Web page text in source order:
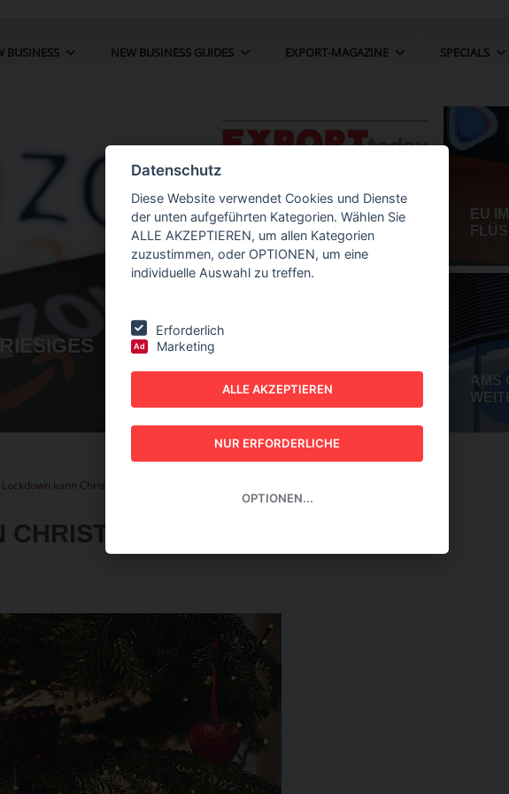
BUSINESS NEW BUSINESS GUIDES EXPORT-MAGAZINE SPECIALS
VIERTE
ERWÄGT
GUIDES - AUTOMATION
Lockdown kann Christkind nichts anhaben
NICHTS ANHABEN
Datenschutz
Diese Website verwendet Cookies und Dienste
der unten aufgeführten Kategorien. Wählen Sie
ALLE AKZEPTIEREN, um allen Kategorien
zuzustimmen, oder OPTIONEN, um eine
individuelle Auswahl zu treffen.
Erforderlich
Ad Marketing
ALLE AKZEPTIEREN
NUR ERFORDERLICHE
OPTIONEN...